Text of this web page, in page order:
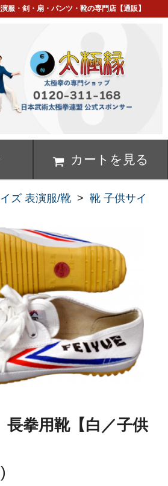
服・剣・扇・パンツ・靴の専門店【通販】
カートを見る
ズ 表演服/靴 > 靴 子供サイ
拳用靴【白／子供